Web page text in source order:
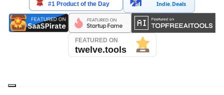
Indie.Deals